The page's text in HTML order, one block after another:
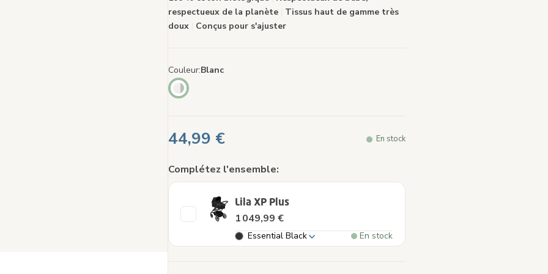
sur
la
même
page.
respectueux de la planète
Tissus haut de gamme très
doux
Conçus pour s'ajuster
Couleur Blanc
44,99 € En stock
Complétez l'ensemble:
Lila XP Plus
1 049,99 €
Essential Black En stock